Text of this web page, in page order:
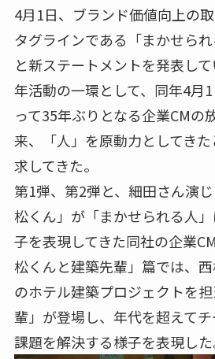
4月1日、ブランド価値向上の
タグラインである「まかせられ
と新ステートメントを発表し
年活動の一環として、同年4月
って35年ぶりとなる企業CMの
来、「人」を原動力としてき
求してきた。
第1弾、第2弾と、細田さん演
松くん」が「まかせられる人
子を表現してきた同社の企業
松くんと建築先輩」篇では、
のホテル建築プロジェクトを
輩」が登場し、年代を超えて
課題を解決する様子を表現した